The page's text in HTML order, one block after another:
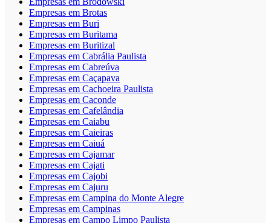
Empresas em Brotas
Empresas em Buri
Empresas em Buritama
Empresas em Buritizal
Empresas em Cabrália Paulista
Empresas em Cabreúva
Empresas em Caçapava
Empresas em Cachoeira Paulista
Empresas em Caconde
Empresas em Cafelândia
Empresas em Caiabu
Empresas em Caieiras
Empresas em Caiuá
Empresas em Cajamar
Empresas em Cajati
Empresas em Cajobi
Empresas em Cajuru
Empresas em Campina do Monte Alegre
Empresas em Campinas
Empresas em Campo Limpo Paulista